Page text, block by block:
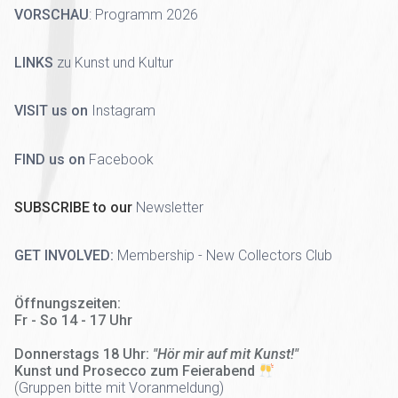
VORSCHAU: Programm 2026
LINKS zu Kunst und Kultur
VISIT us on Instagram
FIND us on Facebook
SUBSCRIBE to our Newsletter
GET INVOLVED: Membership - New Collectors Club
Öffnungszeiten:
Fr - So 14 - 17 Uhr
Donnerstags 18 Uhr: "Hör mir auf mit Kunst!"
Kunst und Prosecco zum Feierabend
(Gruppen bitte mit Voranmeldung)